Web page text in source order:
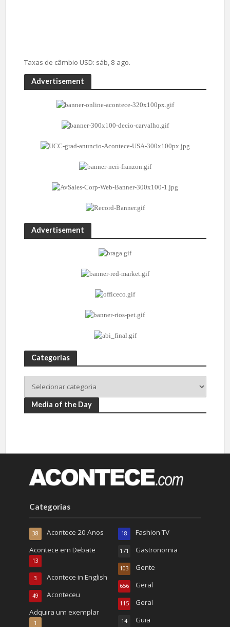
Taxas de câmbio USD: sáb, 8 ago.
Advertisement
Advertisement
Categorias
Media of the Day
Categorias
Acontece 20 Anos
38
Acontece em Debate
13
Acontece in English
3
Aconteceu
49
Adquira um exemplar
1
Fashion TV
18
Gastronomia
171
Gente
103
Geral
656
Geral
115
Guia
14